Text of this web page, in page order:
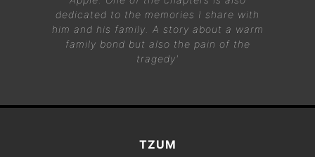
dedicated to the memories I share with
him and his family. A story about a warm
family bond but also the pain of the
tragedy'
TZUM